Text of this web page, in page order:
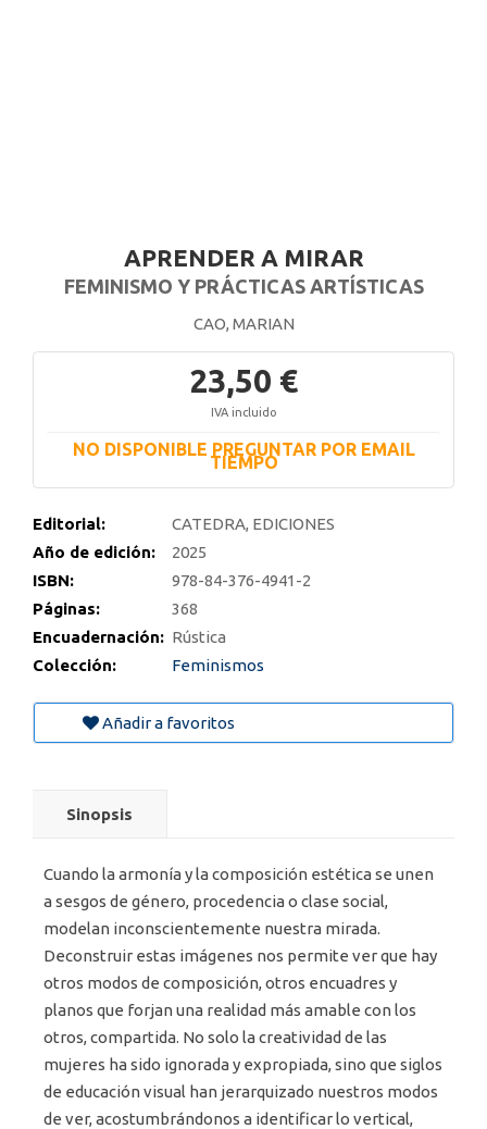
APRENDER A MIRAR
FEMINISMO Y PRÁCTICAS ARTÍSTICAS
CAO, MARIAN
23,50 €
IVA incluido
NO DISPONIBLE PREGUNTAR POR EMAIL
TIEMPO
Editorial:
CATEDRA, EDICIONES
Año de edición:
2025
ISBN:
978-84-376-4941-2
Páginas:
368
Encuadernación: Rústica
Colección:
Feminismos
Añadir a favoritos
Sinopsis
Cuando la armonía y la composición estética se unen
a sesgos de género, procedencia o clase social,
modelan inconscientemente nuestra mirada.
Deconstruir estas imágenes nos permite ver que hay
otros modos de composición, otros encuadres y
planos que forjan una realidad más amable con los
otros, compartida. No solo la creatividad de las
mujeres ha sido ignorada y expropiada, sino que siglos
de educación visual han jerarquizado nuestros modos
de ver, acostumbrándonos a identificar lo vertical,